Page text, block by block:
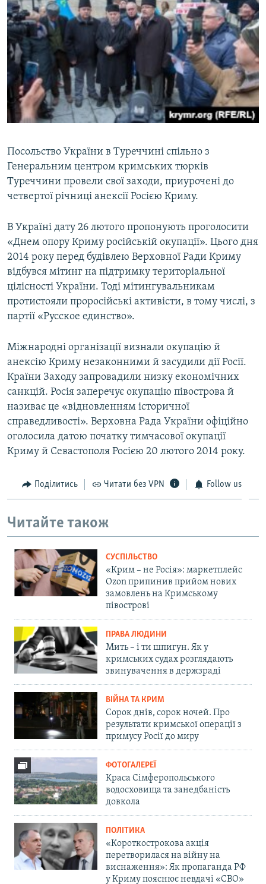
Посольство України в Туреччині спільно з
Генеральним центром кримських тюрків
Туреччини провели свої заходи, приурочені до
четвертої річниці анексії Росією Криму.
В Україні дату 26 лютого пропонують проголосити
«Днем опору Криму російській окупації». Цього дня
2014 року перед будівлею Верховної Ради Криму
відбувся мітинг на підтримку територіальної
цілісності України. Тоді мітингувальникам
протистояли проросійські активісти, в тому числі, з
партії «Русское единство».
Міжнародні організації визнали окупацію й
анексію Криму незаконними й засудили дії Росії.
Країни Заходу запровадили низку економічних
санкцій. Росія заперечує окупацію півострова й
називає це «відновленням історичної
справедливості». Верховна Рада України офіційно
оголосила датою початку тимчасової окупації
Криму й Севастополя Росією 20 лютого 2014 року.
Поділитись Читати без VPN Follow us
Читайте також
СУСПІЛЬСТВО
«Крим – не Росія»: маркетплейс
Ozon припинив прийом нових
замовлень на Кримському
півострові
ПРАВА ЛЮДИНИ
Мить – і ти шпигун. Як у
кримських судах розглядають
звинувачення в держзраді
ВІЙНА ТА КРИМ
Сорок днів, сорок ночей. Про
результати кримської операції з
примусу Росії до миру
ФОТОГАЛЕРЕЇ
Краса Сімферопольського
водосховища та занедбаність
довкола
ПОЛІТИКА
«Короткострокова акція
перетворилася на війну на
виснаження»: Як пропаганда РФ
у Криму пояснює невдачі «СВО»